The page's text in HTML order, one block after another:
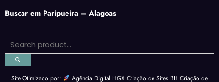
Buscar em Paripueira – Alagoas
Site Otimizado por: Agência Digital HGX Criação de Sites BH Criação de